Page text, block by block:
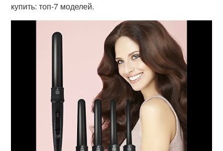
купить: топ-7 моделей.